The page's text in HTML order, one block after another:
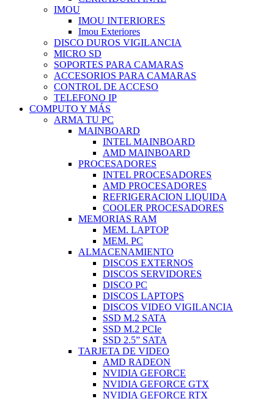
IMOU
IMOU INTERIORES
Imou Exteriores
DISCO DUROS VIGILANCIA
MICRO SD
SOPORTES PARA CAMARAS
ACCESORIOS PARA CAMARAS
CONTROL DE ACCESO
TELEFONO IP
COMPUTO Y MÁS
ARMA TU PC
MAINBOARD
INTEL MAINBOARD
AMD MAINBOARD
PROCESADORES
INTEL PROCESADORES
AMD PROCESADORES
REFRIGERACION LIQUIDA
COOLER PROCESADORES
MEMORIAS RAM
MEM. LAPTOP
MEM. PC
ALMACENAMIENTO
DISCOS EXTERNOS
DISCOS SERVIDORES
DISCO PC
DISCOS LAPTOPS
DISCOS VIDEO VIGILANCIA
SSD M.2 SATA
SSD M.2 PCIe
SSD 2.5” SATA
TARJETA DE VIDEO
AMD RADEON
NVIDIA GEFORCE
NVIDIA GEFORCE GTX
NVIDIA GEFORCE RTX